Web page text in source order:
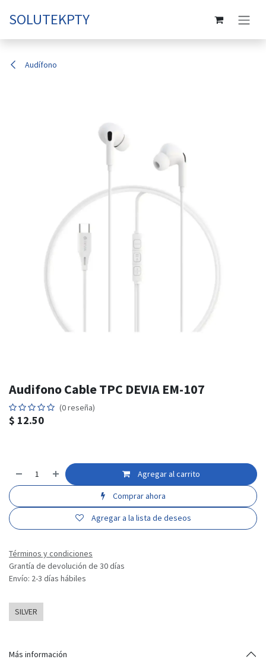
SOLUTEKPTY
Audífono
Audifono Cable TPC DEVIA EM-107
(0 reseña)
$ 12.50
Agregar al carrito
Comprar ahora
Agregar a la lista de deseos
Términos y condiciones
Grantía de devolución de 30 días
Envío: 2-3 días hábiles
SILVER
Más información